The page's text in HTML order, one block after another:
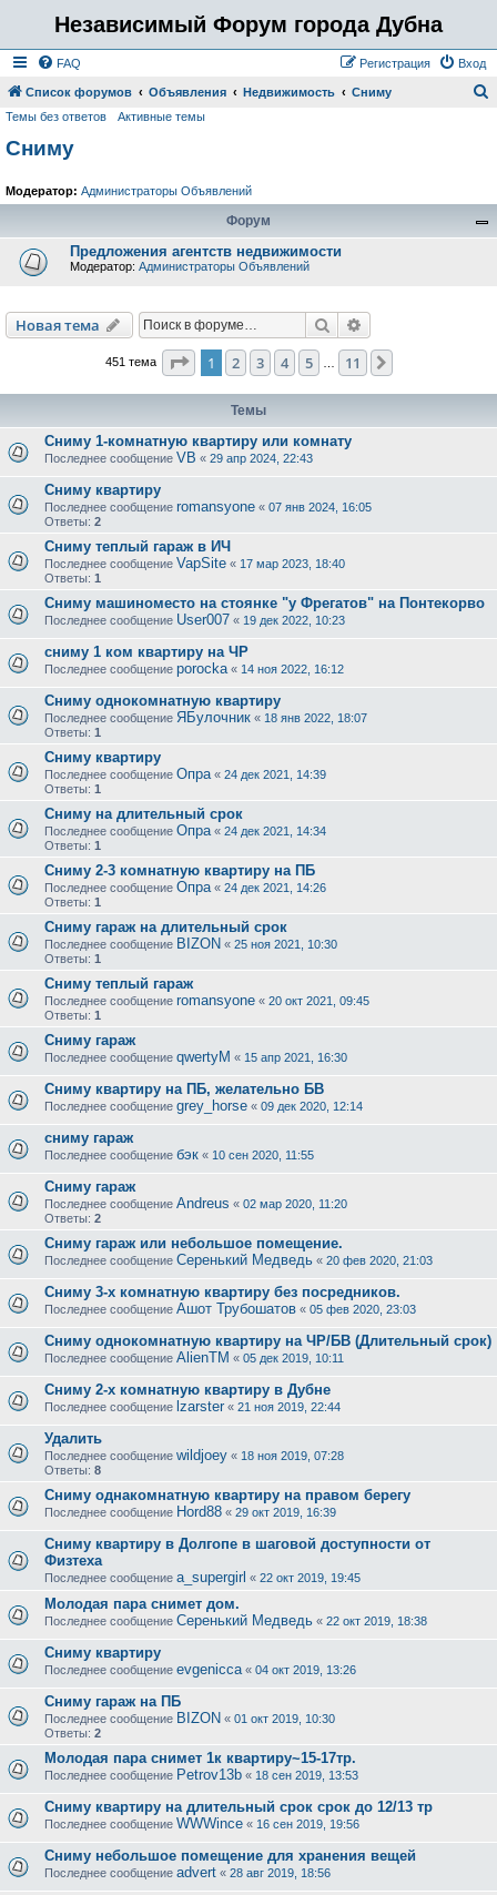
Независимый Форум города Дубна
FAQ Вход
Регистрация
Список форумов Объявления Недвижимость Сниму
Темы без ответов Активные темы
Сниму
Модератор: Администраторы Объявлений
Форум
Предложения агентств недвижимости
Модератор: Администраторы Объявлений
Новая тема Поиск
451 тема Страница из 11
1 2 3 4 5 11
Темы
Сниму 1-комнатную квартиру или комнату
Последнее сообщение VB « 29 апр 2024, 22:43
Сниму квартиру
Последнее сообщение romansyone « 07 янв 2024, 16:05
Ответы: 2
Сниму теплый гараж в ИЧ
Последнее сообщение VapSite « 17 мар 2023, 18:40
Ответы: 1
Сниму машиноместо на стоянке "у Фрегатов" на Понтекорво
Последнее сообщение User007 « 19 дек 2022, 10:23
сниму 1 ком квартиру на ЧР
Последнее сообщение porocka « 14 ноя 2022, 16:12
Сниму однокомнатную квартиру
Последнее сообщение ЯБулочник « 18 янв 2022, 18:07
Ответы: 1
Сниму квартиру
Последнее сообщение Опра « 24 дек 2021, 14:39
Ответы: 1
Сниму на длительный срок
Последнее сообщение Опра « 24 дек 2021, 14:34
Ответы: 1
Сниму 2-3 комнатную квартиру на ПБ
Последнее сообщение Опра « 24 дек 2021, 14:26
Ответы: 1
Сниму гараж на длительный срок
Последнее сообщение BIZON « 25 ноя 2021, 10:30
Ответы: 1
Сниму теплый гараж
Последнее сообщение romansyone « 20 окт 2021, 09:45
Ответы: 1
Сниму гараж
Последнее сообщение qwertyM « 15 апр 2021, 16:30
Сниму квартиру на ПБ, желательно БВ
Последнее сообщение grey_horse « 09 дек 2020, 12:14
сниму гараж
Последнее сообщение бэк « 10 сен 2020, 11:55
Сниму гараж
Последнее сообщение Andreus « 02 мар 2020, 11:20
Ответы: 2
Сниму гараж или небольшое помещение.
Последнее сообщение Серенький Медведь « 20 фев 2020, 21:03
Сниму 3-х комнатную квартиру без посредников.
Последнее сообщение Ашот Трубошатов « 05 фев 2020, 23:03
Сниму однокомнатную квартиру на ЧР/БВ (Длительный срок)
Последнее сообщение AlienTM « 05 дек 2019, 10:11
Сниму 2-х комнатную квартиру в Дубне
Последнее сообщение lzarster « 21 ноя 2019, 22:44
Удалить
Последнее сообщение wildjoey « 18 ноя 2019, 07:28
Ответы: 8
Сниму однакомнатную квартиру на правом берегу
Последнее сообщение Hord88 « 29 окт 2019, 16:39
Сниму квартиру в Долгопе в шаговой доступности от
Физтеха
Последнее сообщение a_supergirl « 22 окт 2019, 19:45
Молодая пара снимет дом.
Последнее сообщение Серенький Медведь « 22 окт 2019, 18:38
Сниму квартиру
Последнее сообщение evgenicca « 04 окт 2019, 13:26
Сниму гараж на ПБ
Последнее сообщение BIZON « 01 окт 2019, 10:30
Ответы: 2
Молодая пара снимет 1к квартиру~15-17тр.
Последнее сообщение Petrov13b « 18 сен 2019, 13:53
Сниму квартиру на длительный срок срок до 12/13 тр
Последнее сообщение WWWince « 16 сен 2019, 19:56
Сниму небольшое помещение для хранения вещей
Последнее сообщение advert « 28 авг 2019, 18:56